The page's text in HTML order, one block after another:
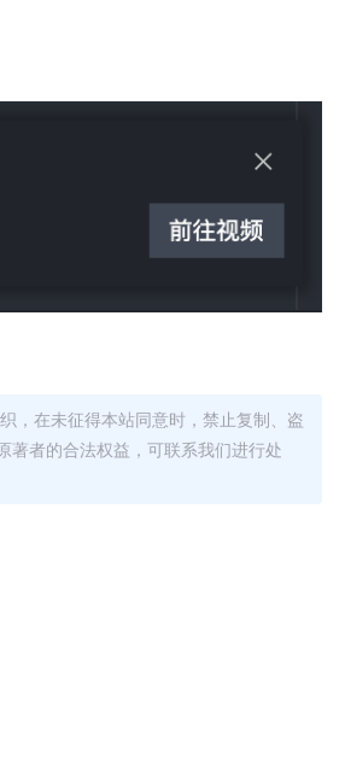
，在未征得本站同意时，禁止复制、盗
著者的合法权益，可联系我们进行处